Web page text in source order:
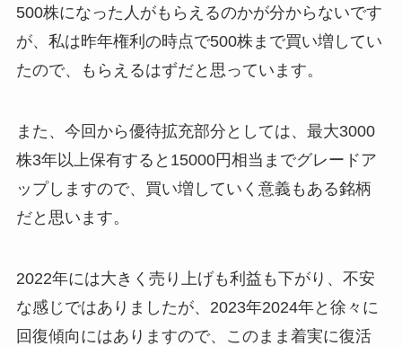
500株になった人がもらえるのかが分からないです
が、私は昨年権利の時点で500株まで買い増してい
たので、もらえるはずだと思っています。
また、今回から優待拡充部分としては、最大3000
株3年以上保有すると15000円相当までグレードア
ップしますので、買い増していく意義もある銘柄
だと思います。
2022年には大きく売り上げも利益も下がり、不安
な感じではありましたが、2023年2024年と徐々に
回復傾向にはありますので、このまま着実に復活